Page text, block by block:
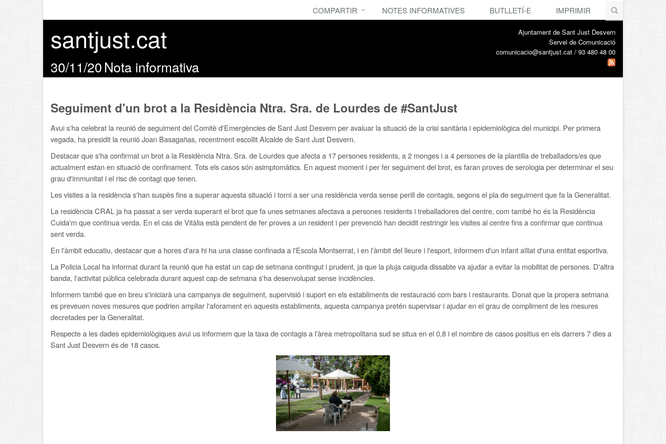
COMPARTIR NOTES INFORMATIVES BUTLLETÍ-E IMPRIMIR
santjust.cat
30/11/20Nota informativa
Ajuntament de Sant Just Desvern
Servei de Comunicació
comunicacio@santjust.cat / 93 480 48 00
Seguiment d'un brot a la Residència Ntra. Sra. de Lourdes de #SantJust
Avui s'ha celebrat la reunió de seguiment del Comitè d'Emergències de Sant Just Desvern per avaluar la situació de la crisi sanitària i epidemiològica del municipi. Per primera
vegada, ha presidit la reunió Joan Basagañas, recentment escollit Alcalde de Sant Just Desvern.
Destacar que s'ha confirmat un brot a la Residència Ntra. Sra. de Lourdes que afecta a 17 persones residents, a 2 monges i a 4 persones de la plantilla de treballadors/es que
actualment estan en situació de confinament. Tots els casos són asimptomàtics. En aquest moment i per fer seguiment del brot, es faran proves de serologia per determinar el seu
grau d'immunitat i el risc de contagi que tenen.
Les visites a la residència s'han suspès fins a superar aquesta situació i torni a ser una residència verda sense perill de contagis, segons el pla de seguiment que fa la Generalitat.
La residència CRAL ja ha passat a ser verda superant el brot que fa unes setmanes afectava a persones residents i treballadores del centre, com també ho és la Residència
Cuida'm que continua verda. En el cas de Vitàlia està pendent de fer proves a un resident i per prevenció han decidit restringir les visites al centre fins a confirmar que continua
sent verda.
En l'àmbit educatiu, destacar que a hores d'ara hi ha una classe confinada a l'Escola Montserrat, i en l'àmbit del lleure i l'esport, informem d'un infant aïllat d'una entitat esportiva.
La Policia Local ha informat durant la reunió que ha estat un cap de setmana contingut i prudent, ja que la pluja caiguda dissabte va ajudar a evitar la mobilitat de persones. D'altra
banda, l'activitat pública celebrada durant aquest cap de setmana s'ha desenvolupat sense incidències.
Informem també que en breu s'iniciarà una campanya de seguiment, supervisió i suport en els establiments de restauració com bars i restaurants. Donat que la propera setmana
es preveuen noves mesures que podrien ampliar l'aforament en aquests establiments, aquesta campanya pretén supervisar i ajudar en el grau de compliment de les mesures
decretades per la Generalitat.
Respecte a les dades epidemiològiques avui us informem que la taxa de contagis a l'àrea metropolitana sud se situa en el 0,8 i el nombre de casos positius en els darrers 7 dies a
Sant Just Desvern és de 18 casos.